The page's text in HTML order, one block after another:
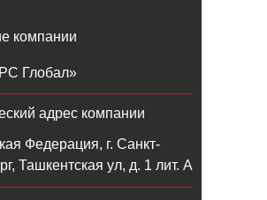
Глобал»
Федерация, г. Санкт-
Ташкентская ул, д. 1 лит. А
адрес компании
компании